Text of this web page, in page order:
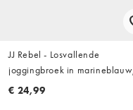
JJ Rebel - Losvallende
joggingbroek in marineblauw,
deel van co-ord set
€ 24,99